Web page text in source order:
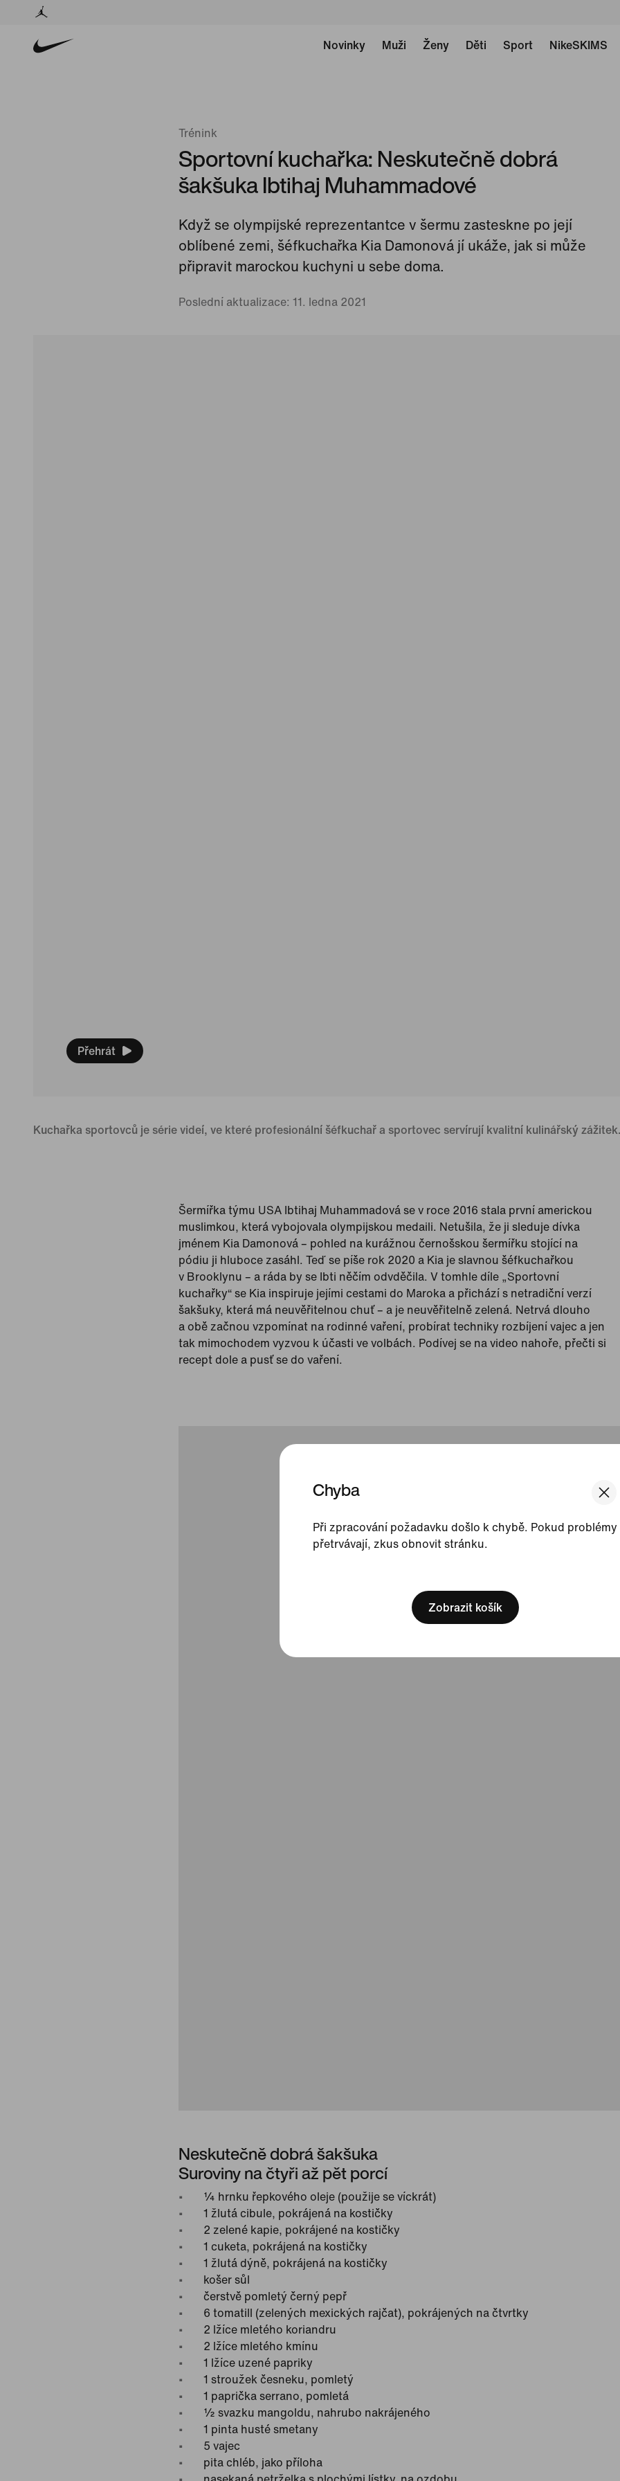
Chyba
Při zpracování požadavku došlo k chybě. Pokud problémy
přetrvávají, zkus obnovit stránku.
Zobrazit košík
Novinky Muži Ženy Děti Sport NikeSKIMS
Sportovní kuchařka: Neskutečně dobrá
šakšuka Ibtihaj Muhammadové
Trénink
Když se olympijské reprezentantce v šermu zasteskne po její
oblíbené zemi, šéfkuchařka Kia Damonová jí ukáže, jak si může
připravit marockou kuchyni u sebe doma.
Poslední aktualizace: 11. ledna 2021
Přehrát
Kuchařka sportovců je série videí, ve které profesionální šéfkuchař a sportovec servírují kvalitní kulinářský
Šermířka týmu USA Ibtihaj Muhammadová se v roce 2016 stala první americkou
muslimkou, která vybojovala olympijskou medaili. Netušila, že ji sleduje dívka
jménem Kia Damonová – pohled na kurážnou černošskou šermířku stojící na
pódiu ji hluboce zasáhl. Teď se píše rok 2020 a Kia je slavnou šéfkuchařkou
v Brooklynu – a ráda by se Ibti něčím odvděčila. V tomhle díle „Sportovní
kuchařky“ se Kia inspiruje jejími cestami do Maroka a přichází s netradiční verzí
šakšuky, která má neuvěřitelnou chuť – a je neuvěřitelně zelená. Netrvá dlouho
a obě začnou vzpomínat na rodinné vaření, probírat techniky rozbíjení vajec a jen
tak mimochodem vyzvou k účasti ve volbách. Podívej se na video nahoře, přečti si
recept dole a pusť se do vaření.
Neskutečně dobrá šakšuka
Suroviny na čtyři až pět porcí
¼ hrnku řepkového oleje (použije se víckrát)
1 žlutá cibule, pokrájená na kostičky
2 zelené kapie, pokrájené na kostičky
1 cuketa, pokrájená na kostičky
1 žlutá dýně, pokrájená na kostičky
košer sůl
čerstvě pomletý černý pepř
6 tomatill (zelených mexických rajčat), pokrájených na čtvrtky
2 lžíce mletého koriandru
2 lžíce mletého kmínu
1 lžíce uzené papriky
1 stroužek česneku, pomletý
1 paprička serrano, pomletá
½ svazku mangoldu, nahrubo nakrájeného
1 pinta husté smetany
5 vajec
pita chléb, jako příloha